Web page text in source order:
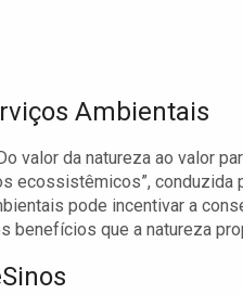
Ambientais
valor da natureza ao valor
ecossistêmicos”, conduzida
pode incentivar a
benefícios que a natureza